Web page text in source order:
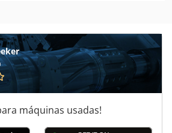
máquinas usadas!